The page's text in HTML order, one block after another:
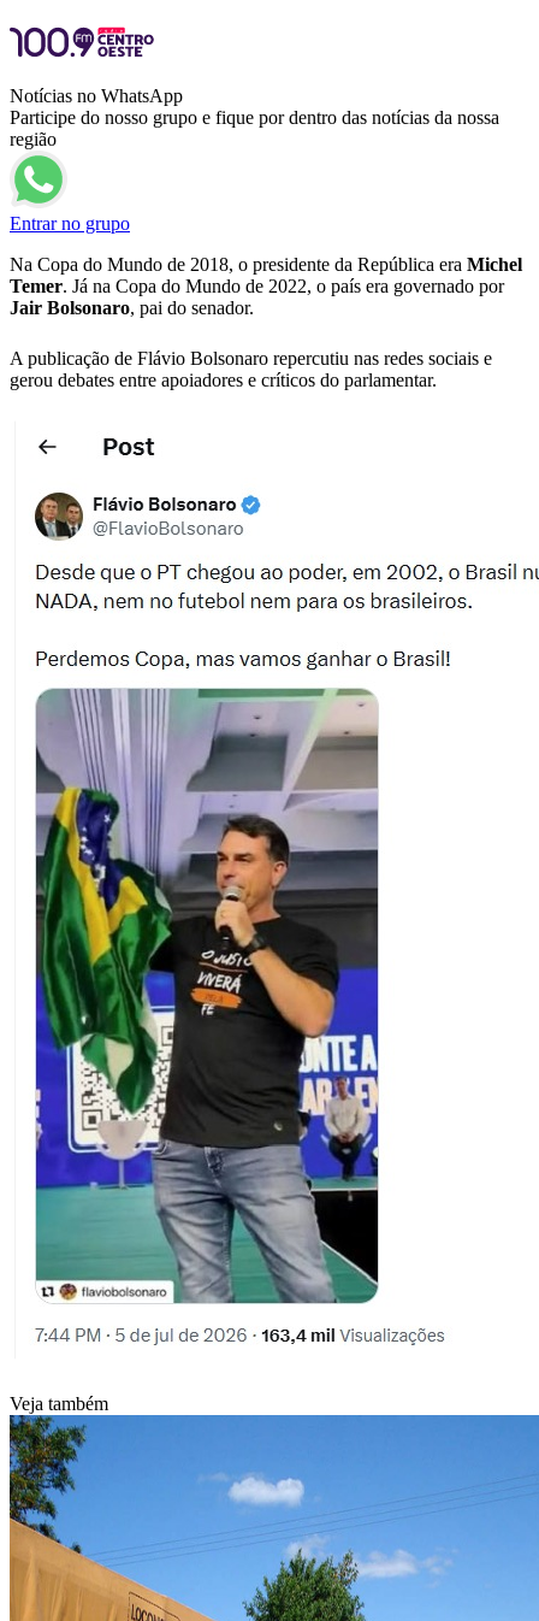
Notícias no WhatsApp
Participe do nosso grupo e fique por dentro das notícias da nossa
região
Entrar no grupo
Na Copa do Mundo de 2018, o presidente da República era Michel
Temer. Já na Copa do Mundo de 2022, o país era governado por
Jair Bolsonaro, pai do senador.
A publicação de Flávio Bolsonaro repercutiu nas redes sociais e
gerou debates entre apoiadores e críticos do parlamentar.
Veja também